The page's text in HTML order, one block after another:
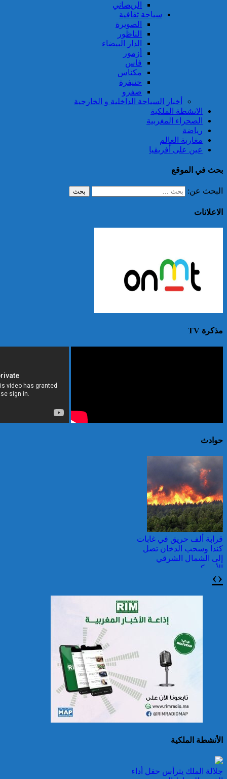
الريصاني
سياحة ثقافية
الصويرة
الناظور
الدار البيضاء
أزمور
فاس
مكناس
خنيفرة
صفرو
أخبار السياحة الداخلية و الخارجية
الانشطة الملكية
الصحراء المغربية
رياضة
مغاربة العالم
عين على أفريقيا
بحث في الموقع
البحث عن:
الاعلانات
مذكرة TV
حوادث
قرابة ألف حريق في غابات
كندا وسحب الدخان تصل
إلى الشمال الشرقي
الأمريكي
حرائق الغابات : الاتحاد
الأوروبي يعبئ إمكانياته
لدعم فرنسا والبرتغال
حصيلة حوادث السير
‹
›
الأنشطة الملكية
جلالة الملك يترأس حفل أداء